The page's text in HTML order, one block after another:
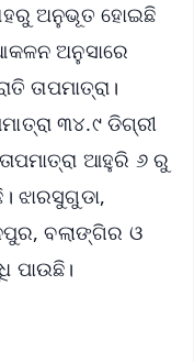
ଅନୁଭୂତ ହୋଇଛି
ଅନୁସାରେ
ତାପମାତ୍ରା।
୩୪.୯ ଡିଗ୍ରୀ
ଆହୁରି ୬ ରୁ
ଝାରସୁଗୁଡା,
ବଲାଙ୍ଗିର ଓ
ପାଉଛି।